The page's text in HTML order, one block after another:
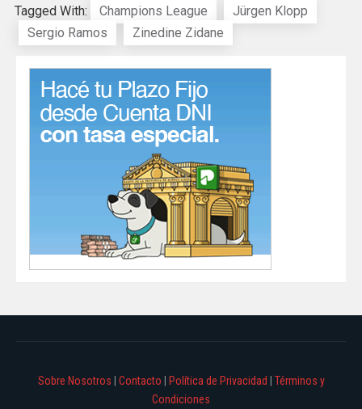
Tagged With: Champions League
Jürgen Klopp
Sergio Ramos
Zinedine Zidane
Sobre Nosotros Contacto Política de Privacidad
Términos y
Condiciones